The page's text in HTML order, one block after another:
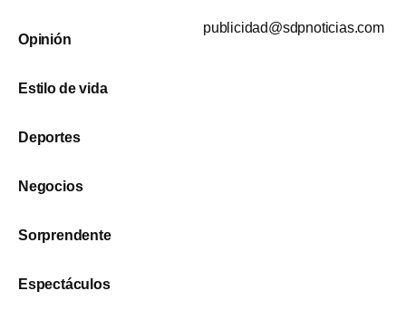
Opinión
Estilo de vida
Deportes
Negocios
Sorprendente
Espectáculos
publicidad@sdpnoticias.com